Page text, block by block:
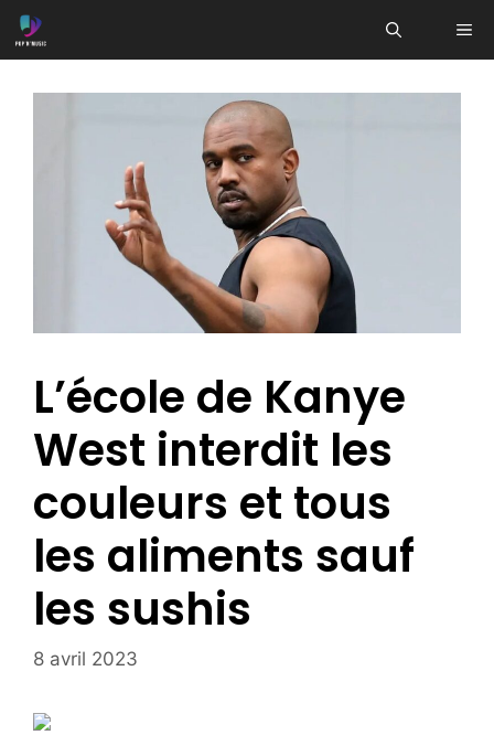
Aller
au
L’école de Kanye
West interdit les
couleurs et tous
les aliments sauf
les sushis
8 avril 2023